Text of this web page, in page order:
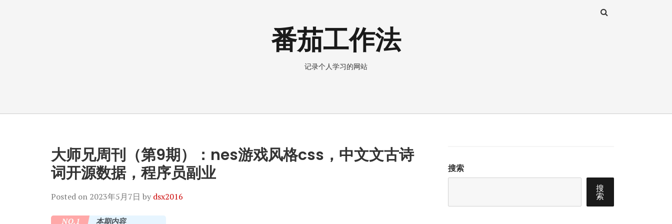
番茄工作法
记录个人学习的网站
大师兄周刊（第9期）：nes游戏风格css，中文文古诗
词开源数据，程序员副业
Posted on 2023年5月7日 by dsx2016
NO.1 本期内容
搜索
搜
索